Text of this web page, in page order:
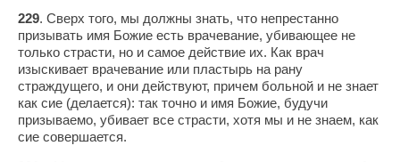
229. Сверх того, мы должны знать, что непрестанно
призывать имя Божие есть врачевание, убивающее не
только страсти, но и самое действие их. Как врач
изыскивает врачевание или пластырь на рану
страждущего, и они действуют, причем больной и не знает
как сие (делается): так точно и имя Божие, будучи
призываемо, убивает все страсти, хотя мы и не знаем, как
сие совершается.